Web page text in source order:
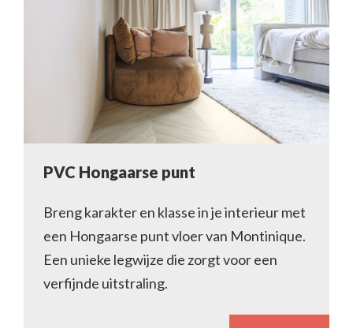
PVC Hongaarse punt
Breng karakter en klasse in je interieur met
een Hongaarse punt vloer van Montinique.
Een unieke legwijze die zorgt voor een
verfijnde uitstraling.